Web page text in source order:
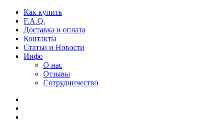
Как купить
F.A.Q.
Доставка и оплата
Контакты
Статьи и Новости
Инфо
О нас
Отзывы
Сотрудничество